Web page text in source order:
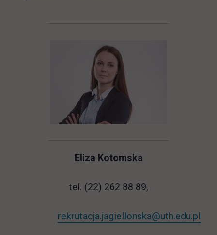
Eliza Kotomska
tel. (22) 262 88 89,
rekrutacja.jagiellonska@uth.edu.pl